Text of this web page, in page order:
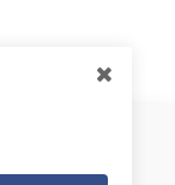
web et notre